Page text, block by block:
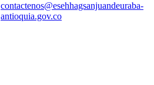
contactenos@esehhagsanjuandeuraba-
antioquia.gov.co